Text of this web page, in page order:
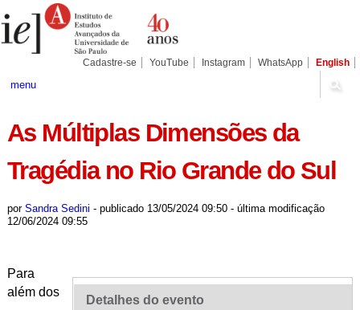
para
conteúdo.
Pessoais
Cadastre-se YouTube Instagram WhatsApp English
menu
As Múltiplas Dimensões da
Tragédia no Rio Grande do Sul
por Sandra Sedini - publicado13/05/2024 09:50 - última modificação
12/06/2024 09:55
Detalhes do evento
Para
além dos